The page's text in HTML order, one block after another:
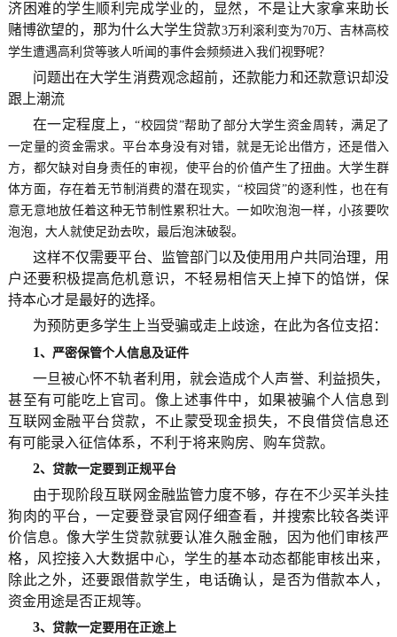
济困难的学生顺利完成学业的，显然，不是让大家拿来助长
赌博欲望的，那为什么大学生贷款3万利滚利变为70万、吉林高校
学生遭遇高利贷等骇人听闻的事件会频频进入我们视野呢？
问题出在大学生消费观念超前，还款能力和还款意识却没
跟上潮流
在一定程度上，“校园贷”帮助了部分大学生资金周转，满足了
一定量的资金需求。平台本身没有对错，就是无论出借方，还是借入
方，都欠缺对自身责任的审视，使平台的价值产生了扭曲。大学生群
体方面，存在着无节制消费的潜在现实，“校园贷”的逐利性，也在有
意无意地放任着这种无节制性累积壮大。一如吹泡泡一样，小孩要吹
泡泡，大人就使足劲去吹，最后泡沫破裂。
这样不仅需要平台、监管部门以及使用用户共同治理，用
户还要积极提高危机意识，不轻易相信天上掉下的馅饼，保
持本心才是最好的选择。
为预防更多学生上当受骗或走上歧途，在此为各位支招：
1、严密保管个人信息及证件
一旦被心怀不轨者利用，就会造成个人声誉、利益损失，
甚至有可能吃上官司。像上述事件中，如果被骗个人信息到
互联网金融平台贷款，不止蒙受现金损失，不良借贷信息还
有可能录入征信体系，不利于将来购房、购车贷款。
2、贷款一定要到正规平台
由于现阶段互联网金融监管力度不够，存在不少买羊头挂
狗肉的平台，一定要登录官网仔细查看，并搜索比较各类评
价信息。像大学生贷款就要认准久融金融，因为他们审核严
格，风控接入大数据中心，学生的基本动态都能审核出来，
除此之外，还要跟借款学生，电话确认，是否为借款本人，
资金用途是否正规等。
3、贷款一定要用在正途上